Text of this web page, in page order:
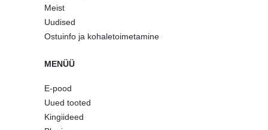
Meist
Uudised
Ostuinfo ja kohaletoimetamine
MENÜÜ
E-pood
Uued tooted
Kingiideed